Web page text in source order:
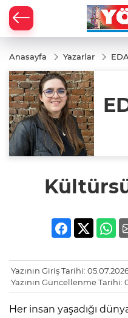
Anasayfa Yazarlar
Yazının Giriş Tarihi:
Yazının Güncellenme Tarihi:
Her insan yaşadığı